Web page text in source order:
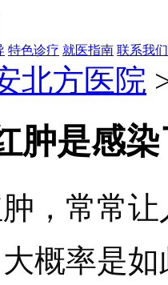
特色诊疗 就医指南 联系我们
北方医院
肿是感
，常常
概率是如